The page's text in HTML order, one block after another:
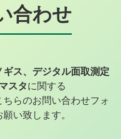
合わせ
ス、デジタル面取測定
スタに関する
らのお問い合わせフォ
い致します。